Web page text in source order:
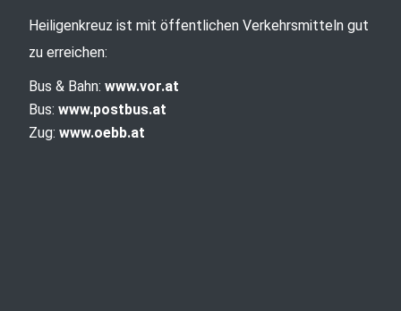
Heiligenkreuz ist mit öffentlichen Verkehrsmitteln gut
zu erreichen:
Bus & Bahn: www.vor.at
Bus: www.postbus.at
Zug: www.oebb.at